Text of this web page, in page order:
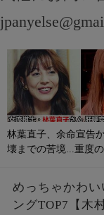
林葉直子、余命宣告
壊までの苦境...重度の
めっちゃかわ
ングTOP7【木